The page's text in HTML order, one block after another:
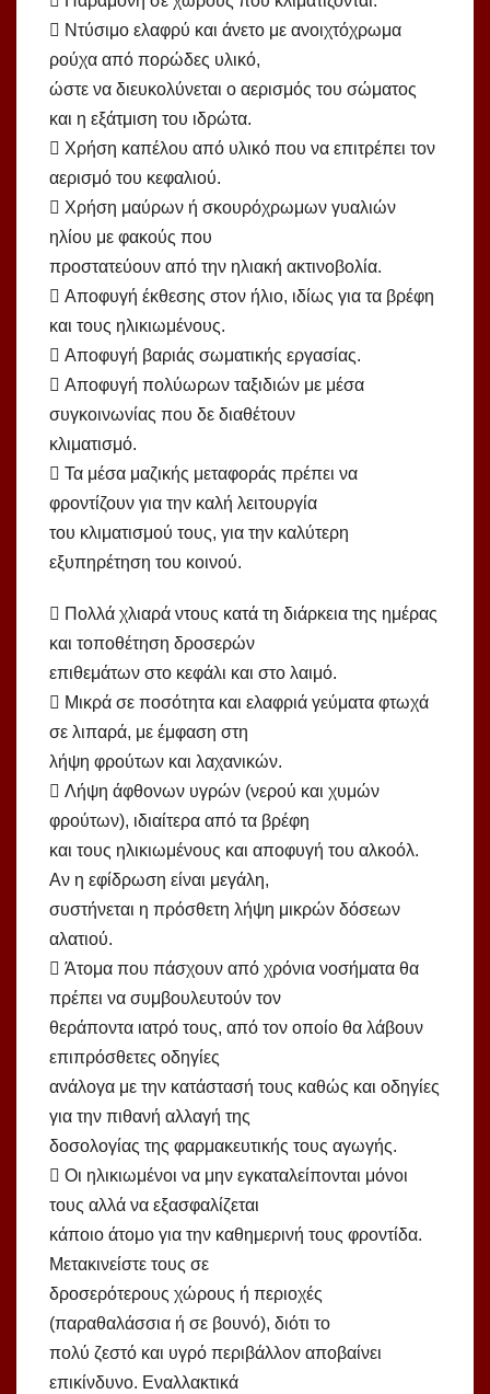
 Ντύσιμο ελαφρύ και άνετο με ανοιχτόχρωμα
ρούχα από πορώδες υλικό,
ώστε να διευκολύνεται ο αερισμός του σώματος
και η εξάτμιση του ιδρώτα.
 Χρήση καπέλου από υλικό που να επιτρέπει τον
αερισμό του κεφαλιού.
 Χρήση μαύρων ή σκουρόχρωμων γυαλιών
ηλίου με φακούς που
προστατεύουν από την ηλιακή ακτινοβολία.
 Αποφυγή έκθεσης στον ήλιο, ιδίως για τα βρέφη
και τους ηλικιωμένους.
 Αποφυγή βαριάς σωματικής εργασίας.
 Αποφυγή πολύωρων ταξιδιών με μέσα
συγκοινωνίας που δε διαθέτουν
κλιματισμό.
 Τα μέσα μαζικής μεταφοράς πρέπει να
φροντίζουν για την καλή λειτουργία
του κλιματισμού τους, για την καλύτερη
εξυπηρέτηση του κοινού.
 Πολλά χλιαρά ντους κατά τη διάρκεια της ημέρας
και τοποθέτηση δροσερών
επιθεμάτων στο κεφάλι και στο λαιμό.
 Μικρά σε ποσότητα και ελαφριά γεύματα φτωχά
σε λιπαρά, με έμφαση στη
λήψη φρούτων και λαχανικών.
 Λήψη άφθονων υγρών (νερού και χυμών
φρούτων), ιδιαίτερα από τα βρέφη
και τους ηλικιωμένους και αποφυγή του αλκοόλ.
Αν η εφίδρωση είναι μεγάλη,
συστήνεται η πρόσθετη λήψη μικρών δόσεων
αλατιού.
 Άτομα που πάσχουν από χρόνια νοσήματα θα
πρέπει να συμβουλευτούν τον
θεράποντα ιατρό τους, από τον οποίο θα λάβουν
επιπρόσθετες οδηγίες
ανάλογα με την κατάστασή τους καθώς και οδηγίες
για την πιθανή αλλαγή της
δοσολογίας της φαρμακευτικής τους αγωγής.
 Οι ηλικιωμένοι να μην εγκαταλείπονται μόνοι
τους αλλά να εξασφαλίζεται
κάποιο άτομο για την καθημερινή τους φροντίδα.
Μετακινείστε τους σε
δροσερότερους χώρους ή περιοχές
(παραθαλάσσια ή σε βουνό), διότι το
πολύ ζεστό και υγρό περιβάλλον αποβαίνει
επικίνδυνο. Εναλλακτικά